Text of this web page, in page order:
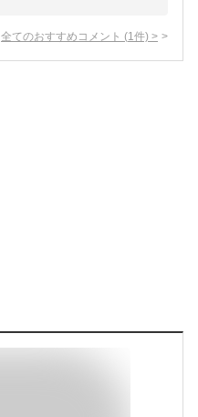
全てのおすすめコメント (1 件) >